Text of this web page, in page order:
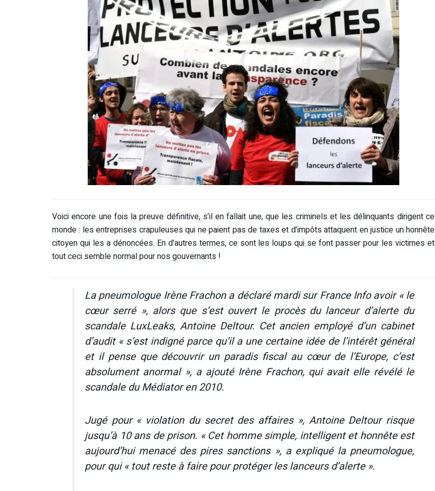
Voici encore une fois la preuve définitive, s’il en fallait une, que les criminels et les délinquants dirigent ce
monde : les entreprises crapuleuses qui ne paient pas de taxes et d’impôts attaquent en justice un honnête
citoyen qui les a dénoncées. En d’autres termes, ce sont les loups qui se font passer pour les victimes et
tout ceci semble normal pour nos gouvernants !
La pneumologue Irène Frachon a déclaré mardi sur France Info avoir « le
cœur serré », alors que s’est ouvert le procès du lanceur d’alerte du
scandale LuxLeaks, Antoine Deltour. Cet ancien employé d’un cabinet
d’audit « s’est indigné parce qu’il a une certaine idée de l’intérêt général
et il pense que découvrir un paradis fiscal au cœur de l’Europe, c’est
absolument anormal », a ajouté Irène Frachon, qui avait elle révélé le
scandale du Médiator en 2010.
Jugé pour « violation du secret des affaires », Antoine Deltour risque
jusqu’à 10 ans de prison. « Cet homme simple, intelligent et honnête est
aujourd’hui menacé des pires sanctions », a expliqué la pneumologue,
pour qui « tout reste à faire pour protéger les lanceurs d’alerte ».